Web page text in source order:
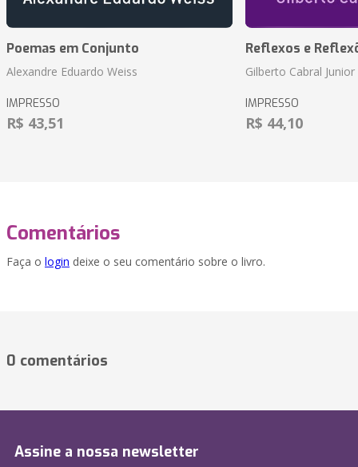
Poemas em Conjunto
Alexandre Eduardo Weiss
IMPRESSO
R$ 43,51
Reflexos e
Gilberto Cabral Junior
IMPRESSO
R$ 44,10
Comentários
Faça o login deixe o seu comentário sobre o livro.
0 comentários
Assine a nossa newsletter